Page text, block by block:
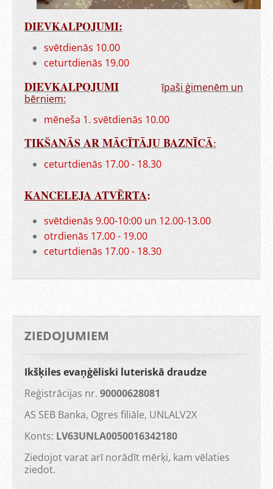
DIEVKALPOJUMI:
svētdienās 10.00
ceturtdienās 19.00
DIEVKALPOJUMI
īpaši ģimenēm un
bērniem:
mēneša 1. svētdienās 10.00
TIKŠANĀS AR MĀCĪTĀJU BAZNĪCĀ:
ceturtdienās 17.00 - 18.30
KANCELEJA ATVĒRTA:
svētdienās 9.00-10:00 un 12.00-13.00
otrdienās 17.00 - 19.00
ceturtdienās 17.00 - 18.30
ZIEDOJUMIEM
Ikšķiles evaņģēliski luteriskā draudze
Reģistrācijas nr. 90000628081
AS SEB Banka, Ogres filiāle, UNLALV2X
Konts: LV63UNLA0050016342180
Ziedojot varat arī norādīt mērķi, kam vēlaties
ziedot.